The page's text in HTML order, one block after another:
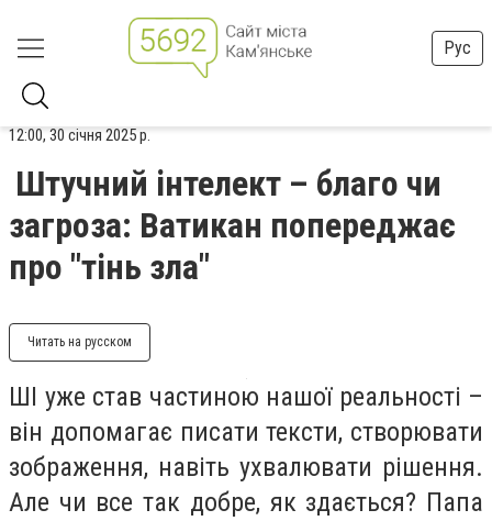
Рус
12:00, 30 січня 2025 р.
Штучний інтелект – благо чи
загроза: Ватикан попереджає
про "тінь зла"
Читать на русском
ШІ уже став частиною нашої реальності –
він допомагає писати тексти, створювати
зображення, навіть ухвалювати рішення.
Але чи все так добре, як здається? Папа